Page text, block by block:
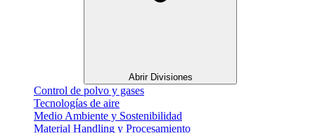
Abrir Divisiones
Control de polvo y gases
Tecnologías de aire
Medio Ambiente y Sostenibilidad
Material Handling y Procesamiento